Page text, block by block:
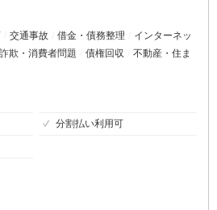
交通事故 借金・債務整理
インターネッ
詐欺・消費者問題 債権回収
不動産・住ま
分割払い利用可